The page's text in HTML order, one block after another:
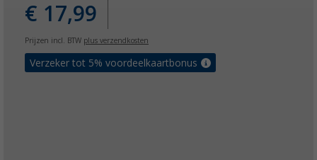
€ 17,99
Prijzen incl. BTW plus verzendkosten
Verzeker tot 5% voordeelkaartbonus